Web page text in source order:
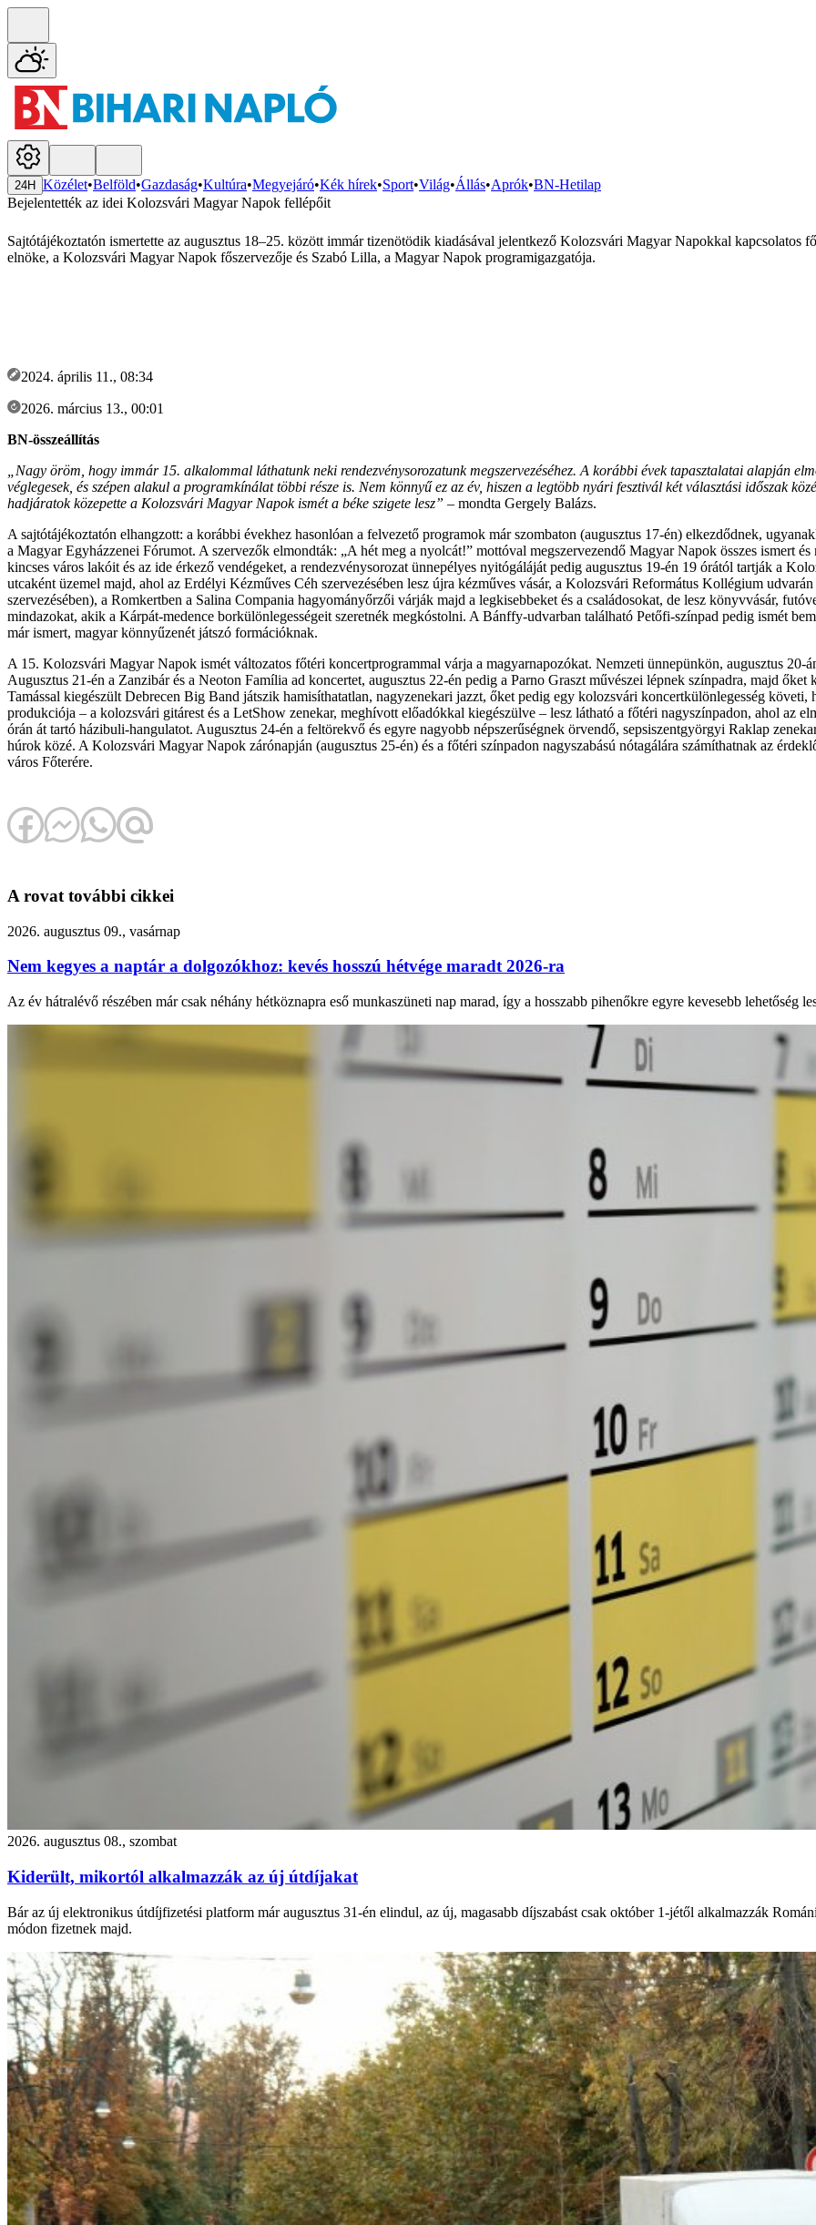
24H Közélet•Belföld•Gazdaság•Kultúra•Megyejáró•Kék hírek•Sport•Világ•Állás•Aprók•BN-Hetilap
Bejelentették az idei Kolozsvári Magyar Napok fellépőit
Sajtótájékoztatón ismertette az augusztus 18–25. között immár tizenötödik kiadásával jelentkező Kolozsvári Magyar Napokkal
elnöke, a Kolozsvári Magyar Napok főszervezője és Szabó Lilla, a Magyar Napok programigazgatója.
2024. április 11., 08:34
2026. március 13., 00:01
BN-összeállítás
„Nagy öröm, hogy immár 15. alkalommal láthatunk neki rendezvénysorozatunk megszervezéséhez. A korábbi évek tapasztalatai alapján
véglegesek, és szépen alakul a programkínálat többi része is. Nem könnyű ez az év, hiszen a legtöbb nyári fesztivál két választási időszak
hadjáratok közepette a Kolozsvári Magyar Napok ismét a béke szigete lesz” – mondta Gergely Balázs.
A sajtótájékoztatón elhangzott: a korábbi évekhez hasonlóan a felvezető programok már szombaton (augusztus 17-én) elkezdődnek,
a Magyar Egyházzenei Fórumot. A szervezők elmondták: „A hét meg a nyolcát!” mottóval megszervezendő Magyar Napok összes ismert
kincses város lakóit és az ide érkező vendégeket, a rendezvénysorozat ünnepélyes nyitógáláját pedig augusztus 19-én 19 órától tartják a
utcaként üzemel majd, ahol az Erdélyi Kézműves Céh szervezésében lesz újra kézműves vásár, a Kolozsvári Református Kollégium
szervezésében), a Romkertben a Salina Compania hagyományőrzői várják majd a legkisebbeket és a családosokat, de lesz könyvvásár,
mindazokat, akik a Kárpát-medence borkülönlegességeit szeretnék megkóstolni. A Bánffy-udvarban található Petőfi-színpad pedig ismét
már ismert, magyar könnyűzenét játszó formációknak.
A 15. Kolozsvári Magyar Napok ismét változatos főtéri koncertprogrammal várja a magyarnapozókat. Nemzeti ünnepünkön, augusztus 20-
Augusztus 21-én a Zanzibár és a Neoton Família ad koncertet, augusztus 22-én pedig a Parno Graszt művészei lépnek színpadra, majd
Tamással kiegészült Debrecen Big Band játszik hamisíthatatlan, nagyzenekari jazzt, őket pedig egy kolozsvári koncertkülönlegesség
produkciója – a kolozsvári gitárest és a LetShow zenekar, meghívott előadókkal kiegészülve – lesz látható a főtéri nagyszínpadon, ahol az
órán át tartó házibuli-hangulatot. Augusztus 24-én a feltörekvő és egyre nagyobb népszerűségnek örvendő, sepsiszentgyörgyi Raklap
húrok közé. A Kolozsvári Magyar Napok zárónapján (augusztus 25-én) és a főtéri színpadon nagyszabású nótagálára számíthatnak az
város Főterére.
A rovat további cikkei
2026. augusztus 09., vasárnap
Nem kegyes a naptár a dolgozókhoz: kevés hosszú hétvége maradt 2026-ra
Az év hátralévő részében már csak néhány hétköznapra eső munkaszüneti nap marad, így a hosszabb pihenőkre egyre kevesebb lehetőség
2026. augusztus 08., szombat
Kiderült, mikortól alkalmazzák az új útdíjakat
Bár az új elektronikus útdíjfizetési platform már augusztus 31-én elindul, az új, magasabb díjszabást csak október 1-jétől alkalmazzák
módon fizetnek majd.